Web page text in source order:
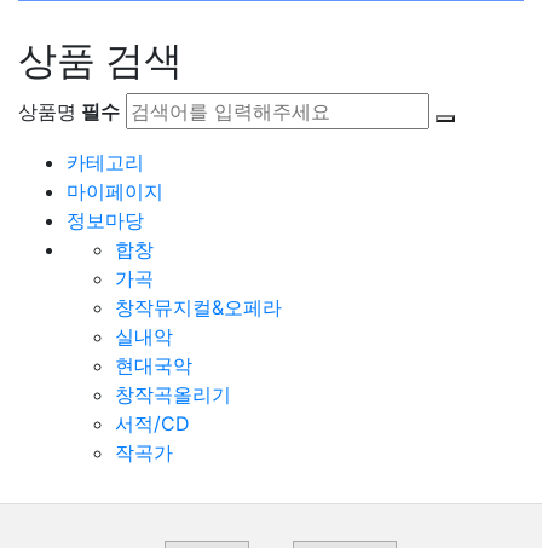
상품 검색
상품명 필수
카테고리
마이페이지
정보마당
합창
가곡
창작뮤지컬&오페라
실내악
현대국악
창작곡올리기
서적/CD
작곡가